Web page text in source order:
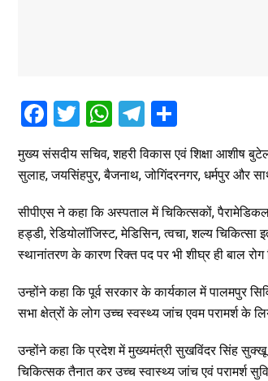
F
a
ce
o
o
k
T
wi
tt
er
W
at
A
p
p
T
el
e
a
m
h
ar
मुख्य संसदीय सचिव, शहरी विकास एवं शिक्षा आशीष
सुलाह, जयसिंहपुर, बैजनाथ, जोगिंदरनगर, धर्मपुर और
सीपीएस ने कहा कि अस्पताल में चिकित्सकों,
हड्डी, रेडियोलॉजिस्ट, मेडिसिन, त्वचा, शल्य चिकित्सा
स्थानांतरण के कारण रिक्त पद पर भी शीघ्र ही बाल रोग
उन्होंने कहा कि पूर्व सरकार के कार्यकाल में पालमपुर
सभा क्षेत्रों के लोग उच्च स्वस्थ्य जांच एवम परामर्श के
उन्होंने कहा कि प्रदेश में मुख्यमंत्री सुखविंदर सिंह
चिकित्सक तैनात कर उच्च स्वास्थ्य जांच एवं परामर्श